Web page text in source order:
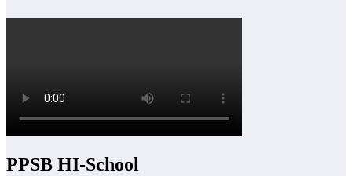
PPSB HI-School